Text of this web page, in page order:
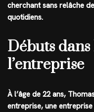
cherchant sans relâche
quotidiens.
Débuts
l’entreprise
À l’âge de 22 ans,
entreprise, une entreprise